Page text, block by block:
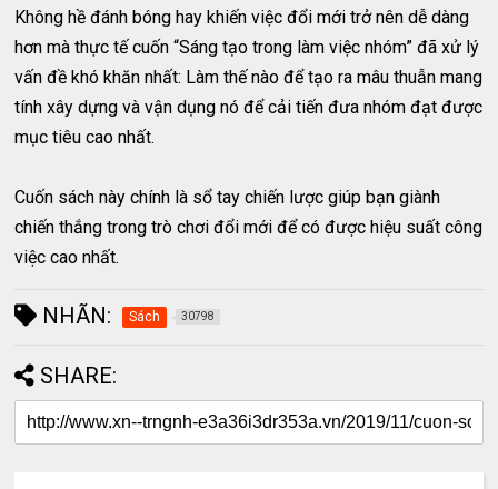
Không hề đánh bóng hay khiến việc đổi mới trở nên dễ dàng
hơn mà thực tế cuốn “Sáng tạo trong làm việc nhóm” đã xử lý
vấn đề khó khăn nhất: Làm thế nào để tạo ra mâu thuẫn mang
tính xây dựng và vận dụng nó để cải tiến đưa nhóm đạt được
mục tiêu cao nhất.
Cuốn sách này chính là sổ tay chiến lược giúp bạn giành
chiến thắng trong trò chơi đổi mới để có được hiệu suất công
việc cao nhất.
NHÃN: Sách 30798
SHARE: